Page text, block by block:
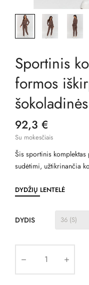
Sportinis
formos
92,3 €
Su mokesčiais
Šis sportinis
sudėtimi, užtikrinančia
DYDŽIŲ LENTELĖ
DYDIS